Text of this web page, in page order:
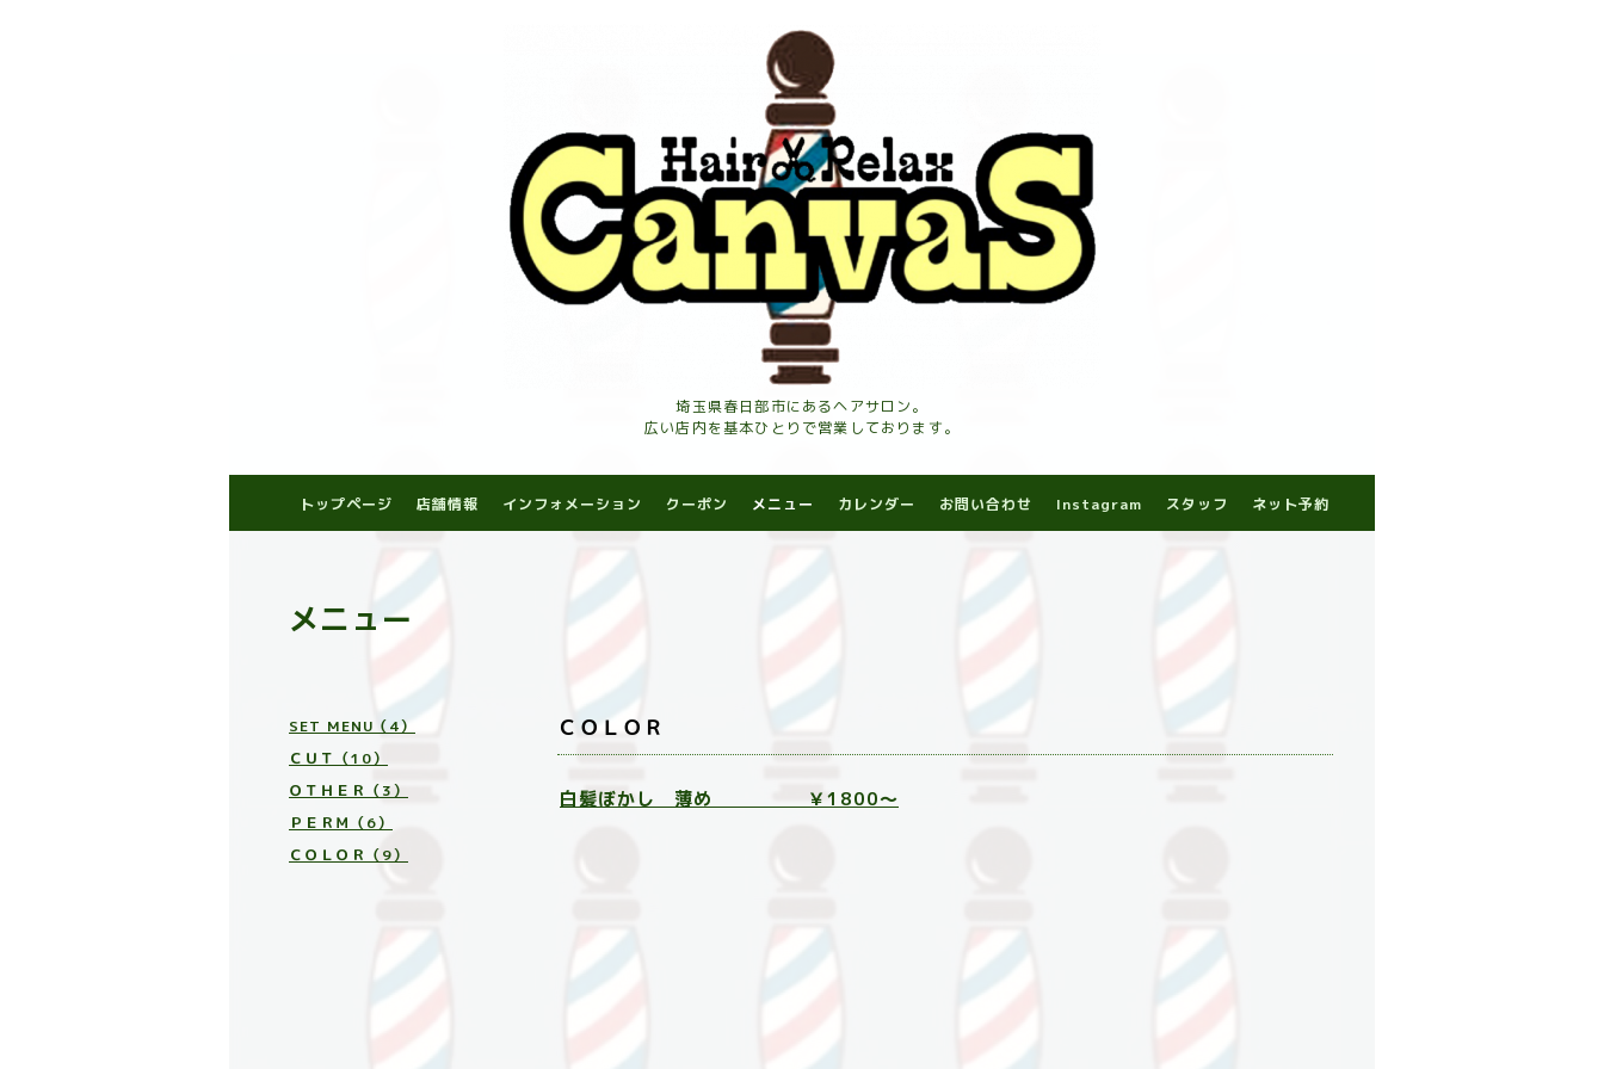
埼玉県春日部市にあるヘアサロン。
広い店内を基本ひとりで営業しております。
トップページ 店舗情報 インフォメーション クーポン メニュー カレンダー お問い合わせ Instagram スタッフ ネット予約
SET MENU（4）
ＣＵＴ（10）
ＯＴＨＥＲ（3）
ＰＥＲＭ（6）
ＣＯＬＯＲ（9）
ＨＥＡＤ ＳＰＡ（7）
メニュー
ＣＯＬＯＲ
白髪ぼかし 薄め ￥1800～